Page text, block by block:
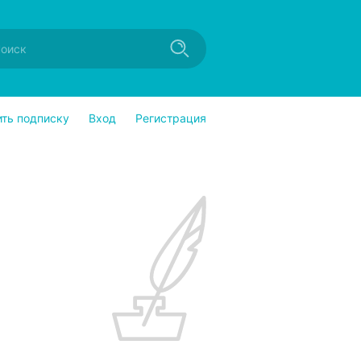
подписку Вход Регистрация